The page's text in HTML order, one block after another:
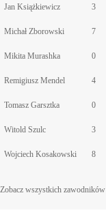
Jan Książkiewicz 3
Michał Zborowski 7
Mikita Murashka 0
Remigiusz Mendel 4
Tomasz Garsztka 0
Witold Szulc 3
Wojciech Kosakowski 8
Zobacz wszystkich zawodników